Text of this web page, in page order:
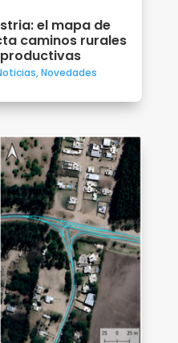
el mapa de
caminos rurales
,Novedades